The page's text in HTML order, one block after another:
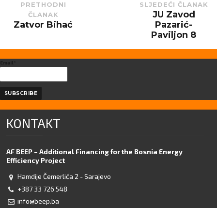
PRETHODNI
ČLANAK
Previous
Zatvor Bihać
SLJEDEĆI ČLANAK
JU Zavod
Pazarić-
Paviljon 8
Email*
KONTAKT
AF BEEP – Additional Financing for the Bosnia Energy
Efficiency Project
Hamdije Čemerlića 2 - Sarajevo
+387 33 726 548
info@beep.ba